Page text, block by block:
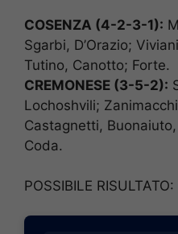
COSENZA (4-2-3-1):
Sgarbi, D’Orazio;
Tutino, Canotto; Forte.
CREMONESE (3-5-2):
Lochoshvili;
Castagnetti,
Coda.
POSSIBILE RISULTATO: